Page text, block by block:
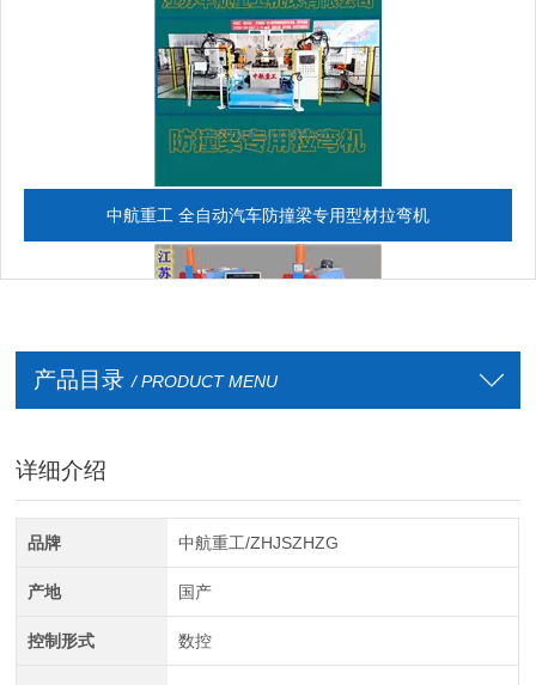
中航重工 全自动汽车防撞梁专用型材拉弯机
全自动CAD导图滚弯机
产品目录 / PRODUCT MENU
详细介绍
品牌 中航重工/ZHJSZHZG
产地 国产
控制形式 数控